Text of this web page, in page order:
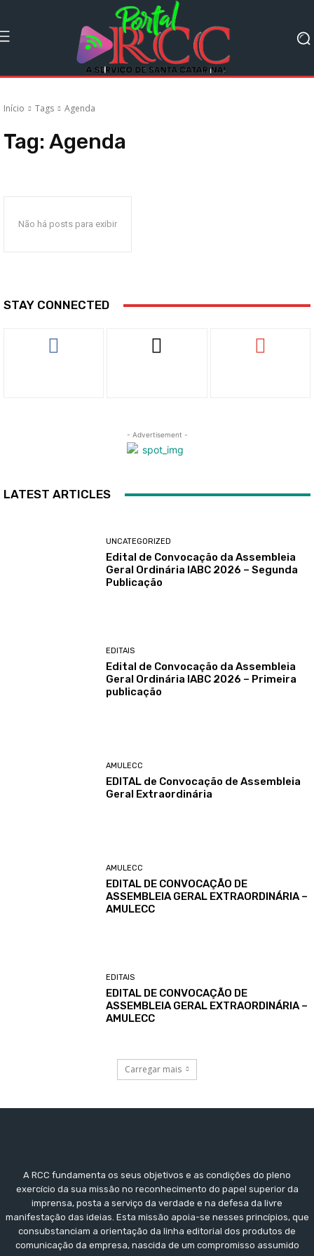
Início Tags Agenda
Tag: Agenda
Não há posts para exibir
STAY CONNECTED
- Advertisement -
LATEST ARTICLES
UNCATEGORIZED
Edital de Convocação da Assembleia
Geral Ordinária IABC 2026 – Segunda
Publicação
EDITAIS
Edital de Convocação da Assembleia
Geral Ordinária IABC 2026 – Primeira
publicação
AMULECC
EDITAL de Convocação de Assembleia
Geral Extraordinária
AMULECC
EDITAL DE CONVOCAÇÃO DE
ASSEMBLEIA GERAL EXTRAORDINÁRIA –
AMULECC
EDITAIS
EDITAL DE CONVOCAÇÃO DE
ASSEMBLEIA GERAL EXTRAORDINÁRIA –
AMULECC
Carregar mais
A RCC fundamenta os seus objetivos e as condições do pleno
exercício da sua missão no reconhecimento do papel superior da
imprensa, posta a serviço da verdade e na defesa da livre
manifestação das ideias. Esta missão apoia-se nesses princípios, que
consubstanciam a orientação da linha editorial dos produtos de
comunicação da empresa, nascida de um compromisso assumido